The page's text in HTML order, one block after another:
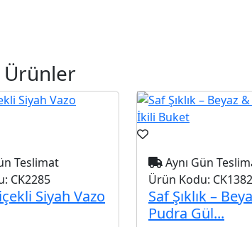
Ürünler
Teslimat
CK2285
Siyah Vazo
Aynı Gün
Ürün Kodu: CK1382
Saf Şıklık –
Pudra Gül...